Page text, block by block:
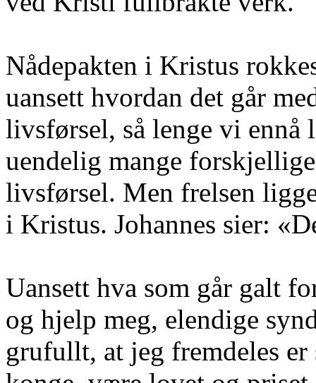
Nådepakten i Kristus
uansett hvordan det går
livsførsel, så lenge vi ennå
uendelig mange
livsførsel. Men frelsen
i Kristus. Johannes sier:
Uansett hva som går galt
og hjelp meg, elendige
grufullt, at jeg fremdeles